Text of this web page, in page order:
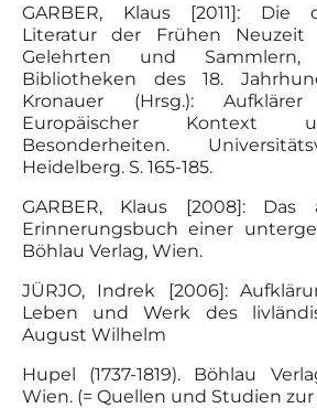
GARBER, Klaus [2011]: Die
Literatur der Frühen
Gelehrten und
Bibliotheken des 18.
Kronauer (Hrsg.):
Europäischer Kontext
Besonderheiten.
Heidelberg. S. 165-185.
GARBER, Klaus [2008]: Das
Erinnerungsbuch einer
Böhlau Verlag, Wien.
JÜRJO, Indrek [2006]:
Leben und Werk des
August Wilhelm
Hupel (1737-1819). Böhlau
Wien. (= Quellen und Studien